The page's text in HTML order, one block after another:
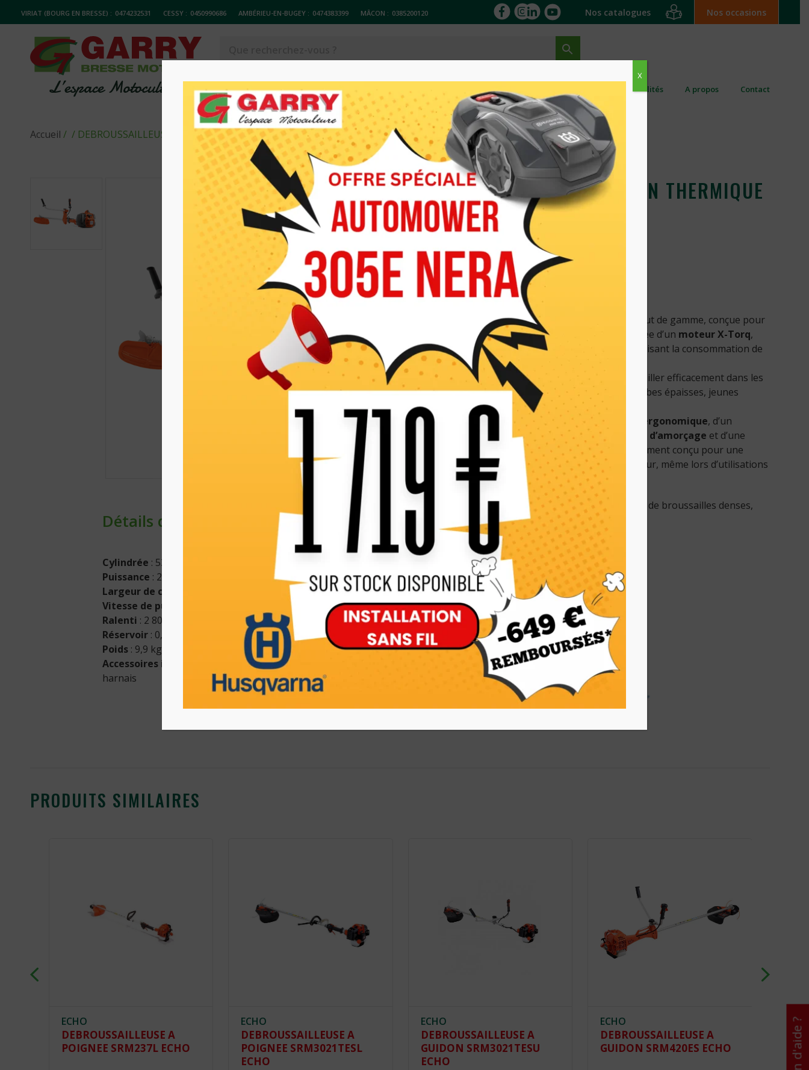
VIRIAT (BOURG EN BRESSE) : 0474232531 CESSY : 0450990686 AMBÉRIEU-EN-BUGEY : 0474383399 MÂCON : 0385200120 Nos catalogues Nos occasions
MATERIELS ACCESSOIRES Occasions Actualités A propos Contact
Accueil / / DEBROUSSAILLEUSE GUIDON THERMIQUE 555RXT HUSQVARNA
Détails du produit
Cylindrée : 53,3 cm³, moteur 2 temps
Puissance : 2,8 kW
Largeur de coupe
Vitesse de puissance maxi
Ralenti : 2 800 tr/min
Réservoir: 0,9 L
Poids: 9,9 kg (sans outils de coupe ni carburant)
Accessoires inclus
: couteau à herbe MULTI 350-3, tête nylon T55X M12,
harnais
DEBROUSSAILLEUSE GUIDON THERMIQUE
555RXT HUSQVARNA
1 499.00€
Caractéristiques principales
La 555RXT est une débroussailleuse thermique haut de gamme, conçue pour
les travaux forestiers et de débroussaillage. Équipée d’un moteur X-Torq,
elle développe unepuissance élevée
tout en réduisant la consommation de
carburant et les émissions polluantes.
Sa conception
robusteet
permet de travailler efficacement dans les
conditions les plus difficiles : végétation dense, herbes épaisses, jeunes
arbres et broussailles résistantes.
Côté confort, elle bénéficie d’un
guidon réglable ergonomique, d’un
système de démarrageSmart Start, d’une pompe d’amorçage et d’une
filtration d’air optimisée . Le harnais est spécialement conçu pour une
répartition parfaite du poids et un confort supérieur, même lors d’utilisations
prolongées.
Idéale pour : débroussaillage intensif, entretien de broussailles denses,
travaux forestiers légers et moyens.
Sur commande
PRODUITS SIMILAIRES
ECHO
DEBROUSSAILLEUSE A
POIGNEE SRM237L ECHO
ECHO
DEBROUSSAILLEUSE A
POIGNEE SRM3021TESL
ECHO
ECHO
DEBROUSSAILLEUSE A
GUIDON SRM3021TESU
ECHO
ECHO
DEBROUSSAILLEUSE A
GUIDON SRM420ES ECHO
ECHO
X